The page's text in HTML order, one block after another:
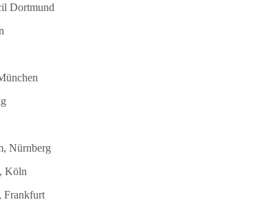
Dortmund
Nürnberg
Köln
Frankfurt